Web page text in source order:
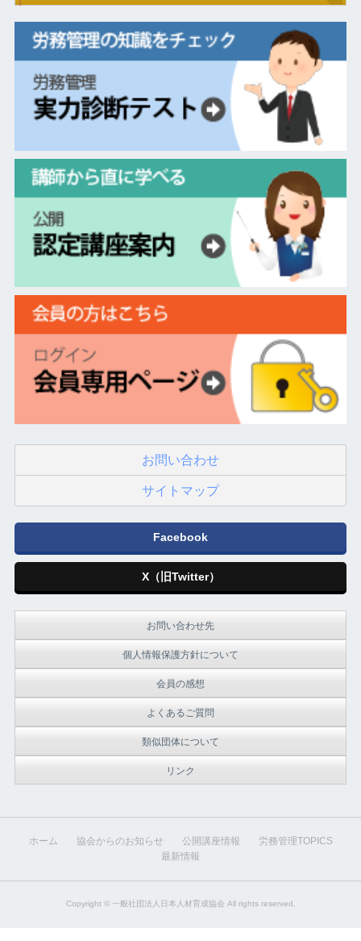
お問い合わせ
サイトマップ
Facebook
X（旧Twitter）
お問い合わせ先
個人情報保護方針について
会員の感想
よくあるご質問
類似団体について
リンク
ホーム 協会からのお知らせ 公開講座情報
労務管理TOPICS
最新情報
Copyright © 一般社団法人日本人材育成協会 All rights reserved.